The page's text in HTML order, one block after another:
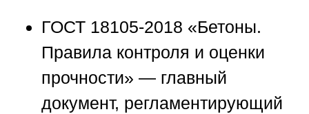
ГОСТ 18105-2018 «Бетоны.
Правила контроля и оценки
прочности» — главный
документ, регламентирующий